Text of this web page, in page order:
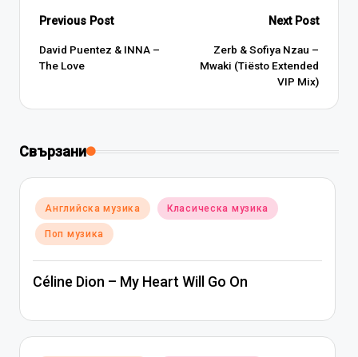
Post
navigation
Previous Post
David Puentez & INNA –
The Love
Next Post
Zerb & Sofiya Nzau –
Mwaki (Tiësto Extended
VIP Mix)
Свързани
Posted
in
Английска музика Класическа музика
Поп музика
Céline Dion – My Heart Will Go On